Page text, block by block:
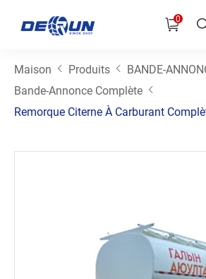
0
Maison Produits
BANDE-
Bande-Annonce Complète
Remorque Citerne À Carburant